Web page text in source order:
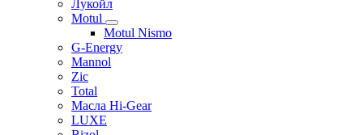
Лукойл
Motul
Motul Nismo
G-Energy
Mannol
Zic
Total
Масла Hi-Gear
LUXE